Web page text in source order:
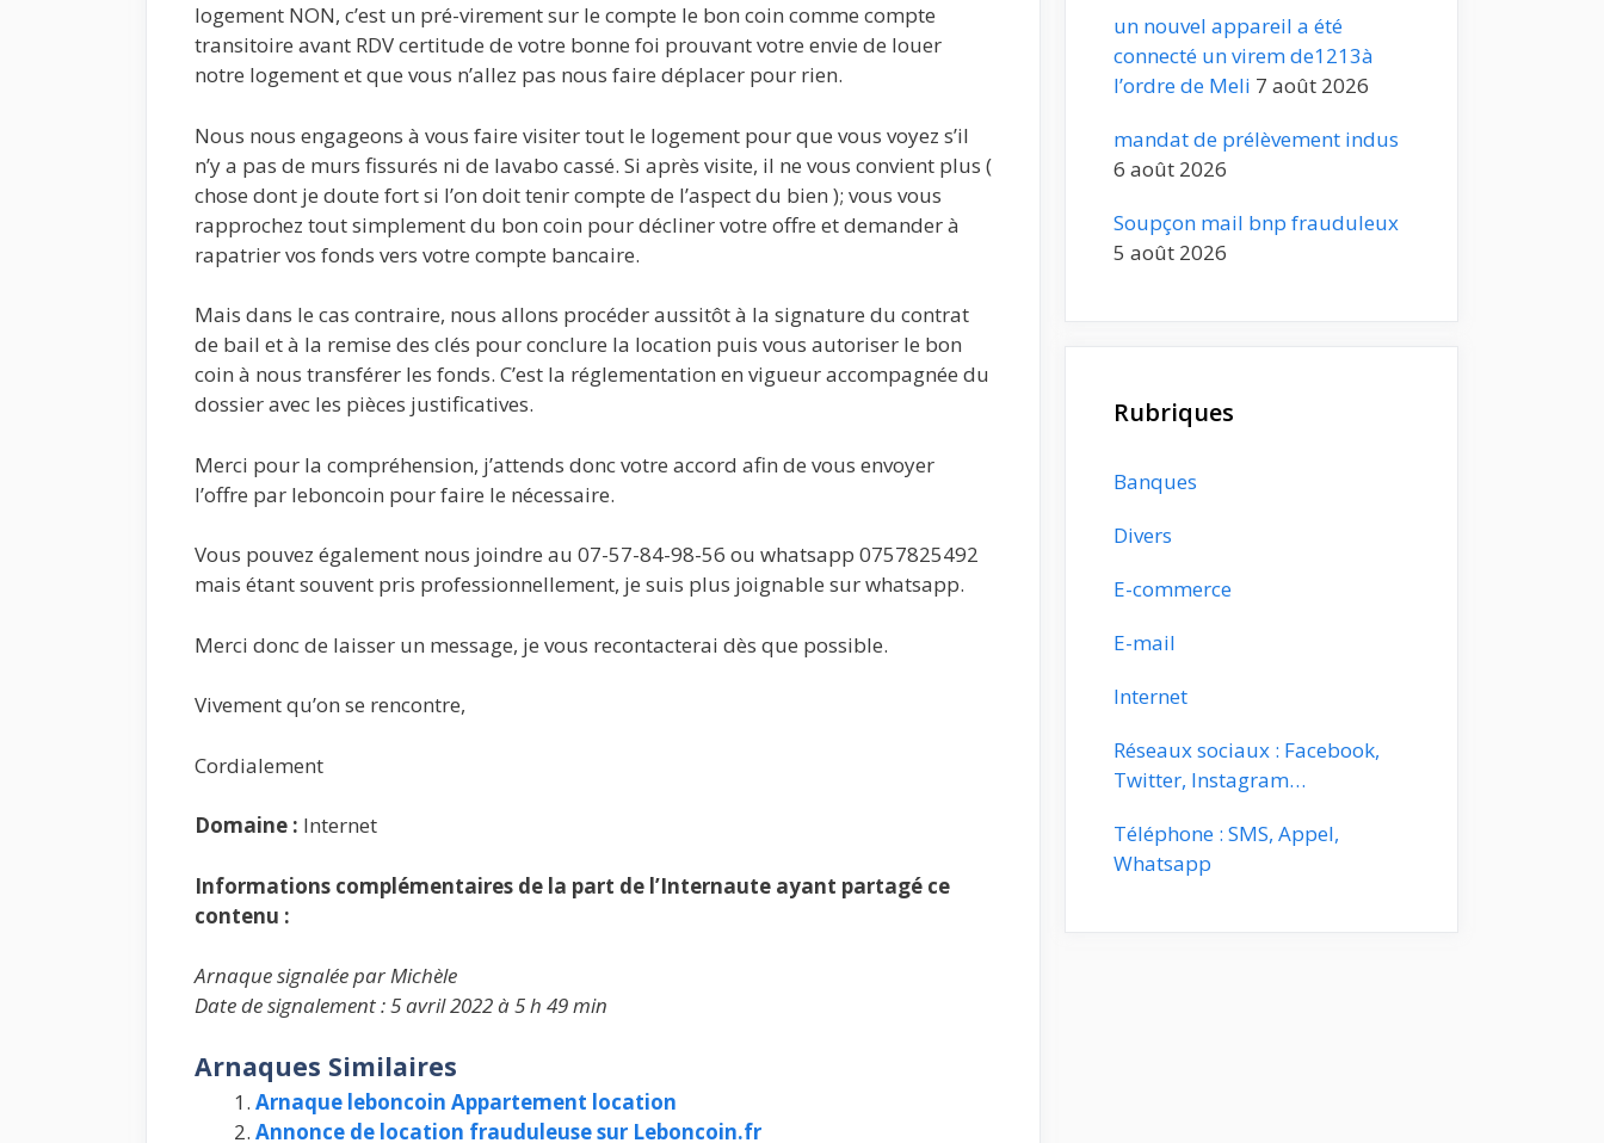
logement NON, c’est un pré-virement sur le compte le bon coin comme compte
transitoire avant RDV certitude de votre bonne foi prouvant votre envie de louer
notre logement et que vous n’allez pas nous faire déplacer pour rien.
Nous nous engageons à vous faire visiter tout le logement pour que vous voyez s’il
n’y a pas de murs fissurés ni de lavabo cassé. Si après visite, il ne vous convient plus (
chose dont je doute fort si l’on doit tenir compte de l’aspect du bien ); vous vous
rapprochez tout simplement du bon coin pour décliner votre offre et demander à
rapatrier vos fonds vers votre compte bancaire.
Mais dans le cas contraire, nous allons procéder aussitôt à la signature du contrat
de bail et à la remise des clés pour conclure la location puis vous autoriser le bon
coin à nous transférer les fonds. C’est la réglementation en vigueur accompagnée du
dossier avec les pièces justificatives.
Merci pour la compréhension, j’attends donc votre accord afin de vous envoyer
l’offre par leboncoin pour faire le nécessaire.
Vous pouvez également nous joindre au 07-57-84-98-56 ou whatsapp 0757825492
mais étant souvent pris professionnellement, je suis plus joignable sur whatsapp.
Merci donc de laisser un message, je vous recontacterai dès que possible.
Vivement qu’on se rencontre,
Cordialement
Domaine : Internet
Informations complémentaires de la part de l’Internaute ayant partagé ce
contenu :
Arnaque signalée par Michèle
Date de signalement : 5 avril 2022 à 5 h 49 min
Arnaques Similaires
Arnaque leboncoin Appartement location
Annonce de location frauduleuse sur Leboncoin.fr
un nouvel appareil a été
connecté un virem de1213à
l’ordre de Meli 7 août 2026
mandat de prélèvement indus
6 août 2026
Soupçon mail bnp frauduleux
5 août 2026
Rubriques
Banques
Divers
E-commerce
E-mail
Internet
Réseaux sociaux : Facebook,
Twitter, Instagram…
Téléphone : SMS, Appel,
Whatsapp